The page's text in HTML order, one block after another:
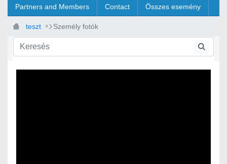
Partners and Members Contact Összes esemény
teszt Személy fotók